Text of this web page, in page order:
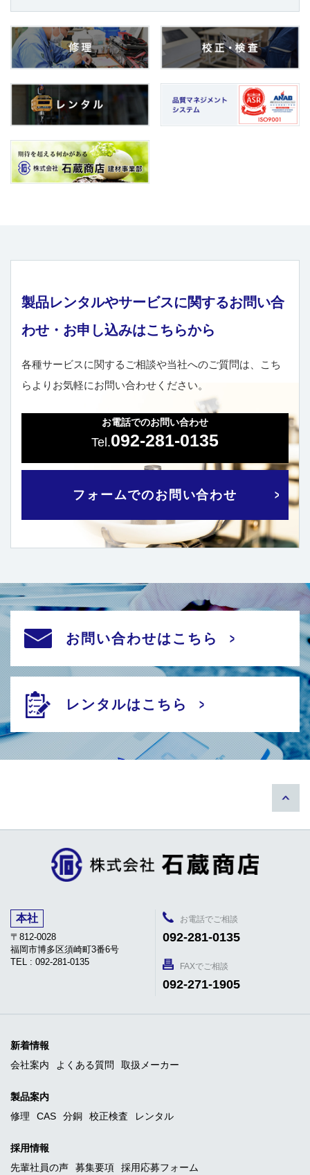
製品レンタルやサービスに関するお問い合
わせ・お申し込みはこちらから
各種サービスに関するご相談や当社へのご質問は、こち
らよりお気軽にお問い合わせください。
お電話でのお問い合わせ
092-281-0135
フォームでのお問い合わせ
お問い合わせはこちら
レンタルはこちら
本社
〒812-0028
福岡市博多区須崎町3番6号
TEL : 092-281-0135
お電話でご相談
092-281-0135
FAXでご相談
092-271-1905
新着情報
会社案内
よくある質問 取扱メーカー
製品案内
修理
CAS 分銅 校正検査 レンタル
採用情報
先輩社員の声
募集要項 採用応募フォーム